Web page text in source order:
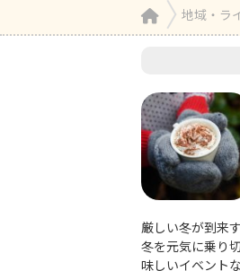
Home地域・ラ
厳しい冬が到来
冬を元気に乗り
味しいイベント